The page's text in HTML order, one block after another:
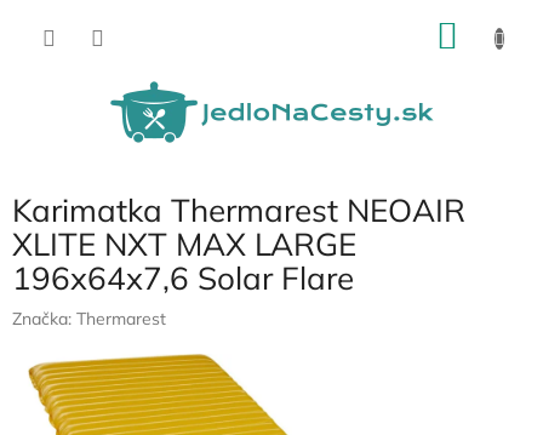
Karimatka Thermarest NEOAIR
XLITE NXT MAX LARGE
196x64x7,6 Solar Flare
Značka: Thermarest